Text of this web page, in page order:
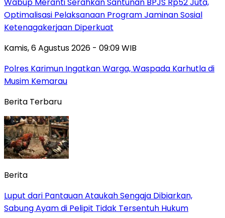
Optimalisasi Pelaksanaan Program Jaminan Sosial
Ketenagakerjaan Diperkuat
Kamis, 6 Agustus 2026 - 09:09 WIB
Polres Karimun Ingatkan Warga, Waspada Karhutla di
Musim Kemarau
Berita Terbaru
Berita
Luput dari Pantauan Ataukah Sengaja Dibiarkan,
Sabung Ayam di Pelipit Tidak Tersentuh Hukum